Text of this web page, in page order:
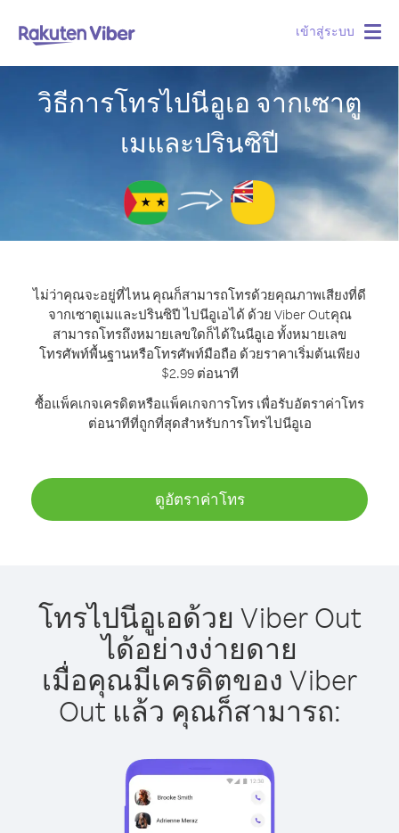
เข้าสู่ระบบ
วิธีการโทรไปนีอูเอ จากเซาตู
เมและปรินซิปี
ไม่ว่าคุณจะอยู่ที่ไหน คุณก็สามารถโทรด้วยคุณภาพเสียงที่ดี
จากเซาตูเมและปรินซิปี ไปนีอูเอได้ ด้วย Viber Outคุณ
สามารถโทรถึงหมายเลขใดก็ได้ในนีอูเอ ทั้งหมายเลข
โทรศัพท์พื้นฐานหรือโทรศัพท์มือถือ ด้วยราคาเริ่มต้นเพียง
$2.99 ต่อนาที
ซื้อแพ็คเกจเครดิตหรือแพ็คเกจการโทร เพื่อรับอัตราค่าโทร
ต่อนาทีที่ถูกที่สุดสำหรับการโทรไปนีอูเอ
ดูอัตราค่าโทร
โทรไปนีอูเอด้วย Viber Out
ได้อย่างง่ายดาย
เมื่อคุณมีเครดิตของ Viber
Out แล้ว คุณก็สามารถ: